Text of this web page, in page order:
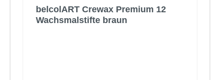
belcolART Crewax Premium 12
Wachsmalstifte braun